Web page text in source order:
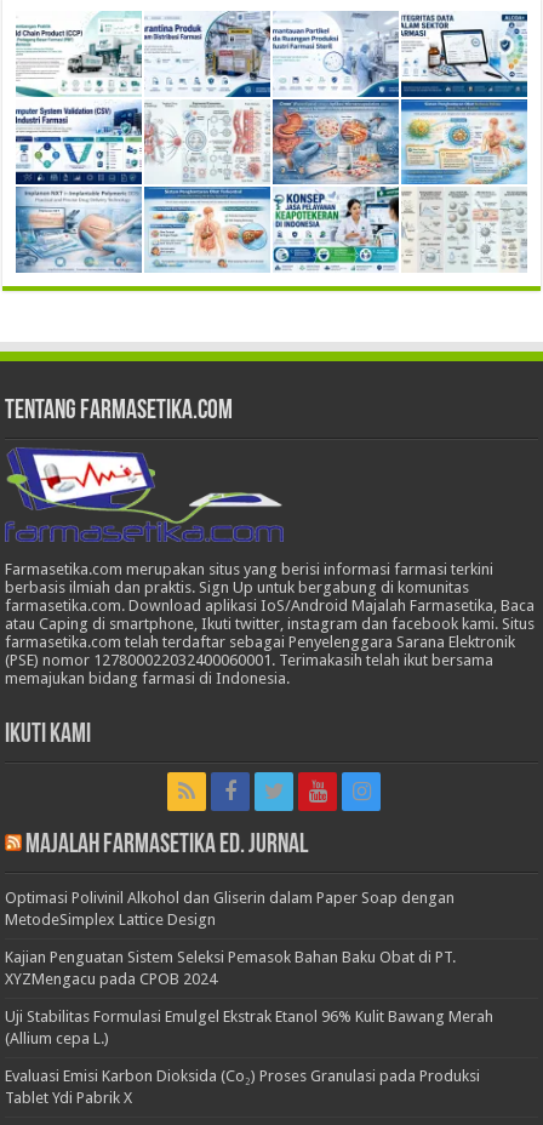
Tentang Farmasetika.com
Farmasetika.com merupakan situs yang berisi informasi farmasi terkini
berbasis ilmiah dan praktis. Sign Up untuk bergabung di komunitas
farmasetika.com. Download aplikasi IoS/Android Majalah Farmasetika, Baca
atau Caping di smartphone, Ikuti twitter, instagram dan facebook kami. Situs
farmasetika.com telah terdaftar sebagai Penyelenggara Sarana Elektronik
(PSE) nomor 127800022032400060001. Terimakasih telah ikut bersama
memajukan bidang farmasi di Indonesia.
Ikuti Kami
Majalah Farmasetika Ed. Jurnal
Optimasi Polivinil Alkohol dan Gliserin dalam Paper Soap dengan
MetodeSimplex Lattice Design
Kajian Penguatan Sistem Seleksi Pemasok Bahan Baku Obat di PT.
XYZMengacu pada CPOB 2024
Uji Stabilitas Formulasi Emulgel Ekstrak Etanol 96% Kulit Bawang Merah
(Allium cepa L.)
Evaluasi Emisi Karbon Dioksida (Co₂) Proses Granulasi pada Produksi
Tablet Ydi Pabrik X